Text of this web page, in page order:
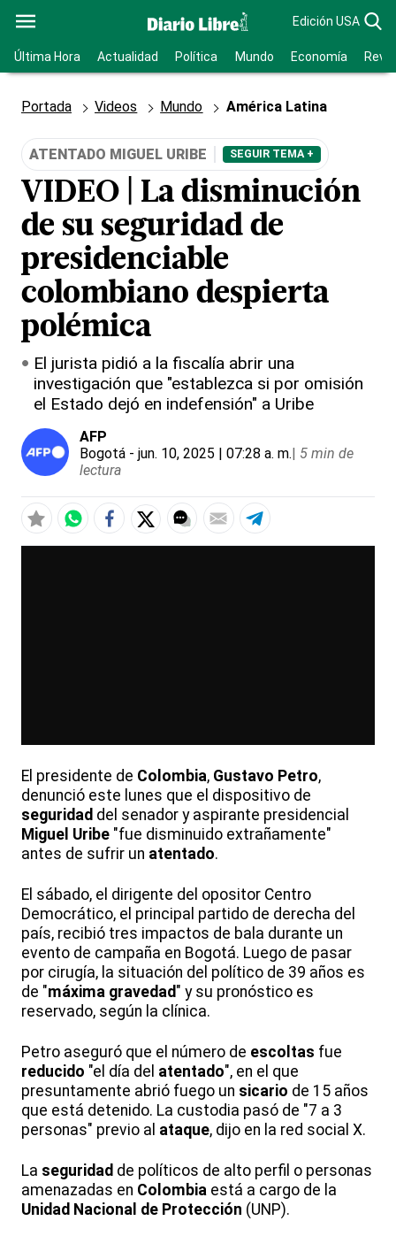
Edición USA
Última Hora Actualidad Política Mundo Economía
Portada Videos Mundo América Latina
ATENTADO MIGUEL URIBE SEGUIR TEMA +
VIDEO | La disminución
de su seguridad de
presidenciable
colombiano despierta
polémica
El jurista pidió a la fiscalía abrir una
investigación que "establezca si por omisión
el Estado dejó en indefensión" a Uribe
AFP
Bogotá - jun. 10, 2025 | 07:28 a. m.| 5 min de
lectura
El presidente de Colombia, Gustavo Petro,
denunció este lunes que el dispositivo de
seguridad del senador y aspirante presidencial
Miguel Uribe "fue disminuido extrañamente"
antes de sufrir un atentado.
El sábado, el dirigente del opositor Centro
Democrático, el principal partido de derecha del
país, recibió tres impactos de bala durante un
evento de campaña en Bogotá. Luego de pasar
por cirugía, la situación del político de 39 años es
de "máxima gravedad" y su pronóstico es
reservado, según la clínica.
Petro aseguró que el número de escoltas fue
reducido "el día del atentado", en el que
presuntamente abrió fuego un sicario de 15 años
que está detenido. La custodia pasó de "7 a 3
personas" previo al ataque, dijo en la red social X.
La seguridad de políticos de alto perfil o personas
amenazadas en Colombia está a cargo de la
Unidad Nacional de Protección (UNP).